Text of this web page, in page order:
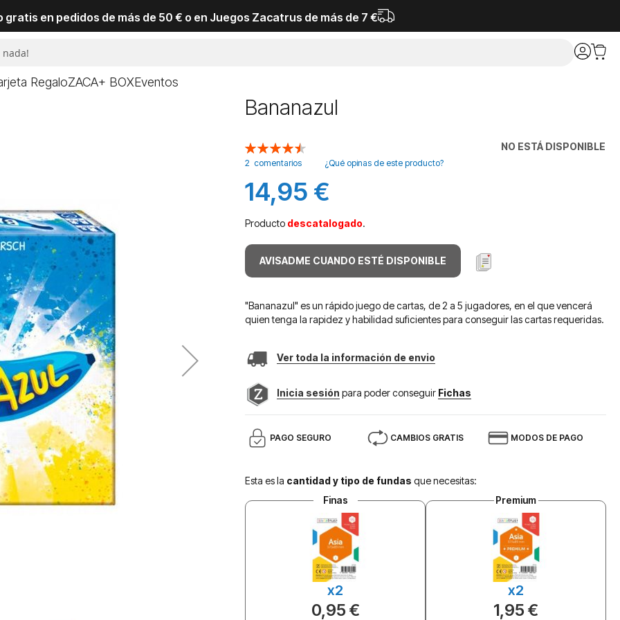
gratis en pedidos de más de 50 € o en Juegos Zacatrus de más de 7 €
RegaloZACA+ BOXEventos
Bananazul
NO ESTÁ DISPONIBLE
Valoración:
90
% of100
2 comentarios ¿Qué opinas de este producto?
14,95 €
Producto descatalogado.
AVISADME CUANDO ESTÉ DISPONIBLE
"Bananazul" es un rápido juego de cartas, de 2 a 5 jugadores, en el que vencerá
quien tenga la rapidez y habilidad suficientes para conseguir las cartas requeridas.
Ver toda la información de envio
Inicia sesión para poder conseguir Fichas
PAGO SEGURO CAMBIOS GRATIS MODOS DE PAGO
Esta es la cantidad y tipo de fundas que necesitas:
Finas
x2
0,95 €
Premium
x2
1,95 €